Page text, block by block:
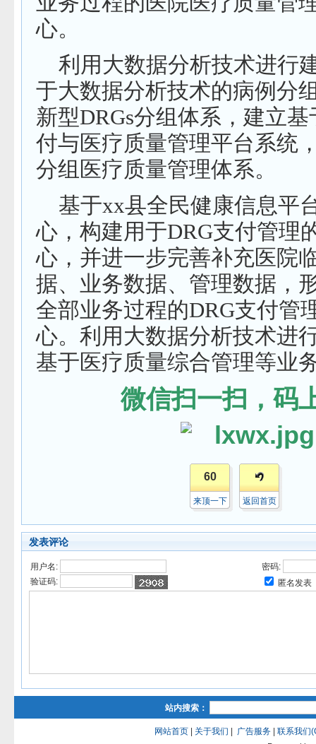
心。
利用大数据分析技术进行
于大数据分析技术的病例分
新型DRGs分组体系，建立基
付与医疗质量管理平台系统
分组医疗质量管理体系。
基于xx县全民健康信息平
心，构建用于DRG支付管理
心，并进一步完善补充医院
据、业务数据、管理数据，
全部业务过程的DRG支付管
心。利用大数据分析技术进
基于医疗质量综合管理等业
微信扫一扫，码
60
来顶一下 返回首页
发表评论
用户名:
密码:
验证码:
匿名发表
站内搜索：
网站首页| 关于我们 广告服务| 联系我们